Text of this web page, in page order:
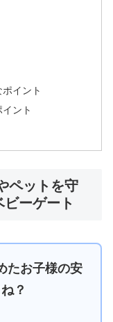
イント
ント
ペットを守
ーゲート
たお子様の安
？